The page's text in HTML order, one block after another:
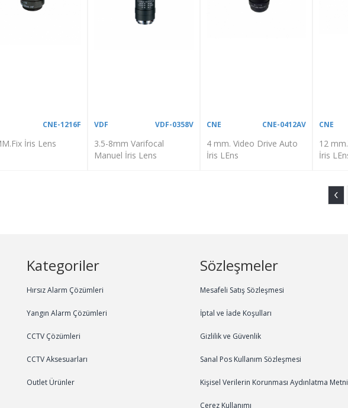
CNE-1216F
İris Lens
VDF-0358V
VDF
3.5-8mm Varifocal
Manuel İris Lens
CNE-0412AV
CNE
4 mm. Video Drive Auto
İris LEns
CNE
12
İris
Kategoriler
Hırsız Alarm Çözümleri
Yangın Alarm Çözümleri
CCTV Çözümleri
CCTV Aksesuarları
Outlet Ürünler
Sözleşmeler
Mesafeli Satış Sözleşmesi
İptal ve İade Koşulları
Gizlilik ve Güvenlik
Sanal Pos Kullanım Sözleşmesi
Kişisel Verilerin Korunması Aydınlatma Metni
Çerez Kullanımı